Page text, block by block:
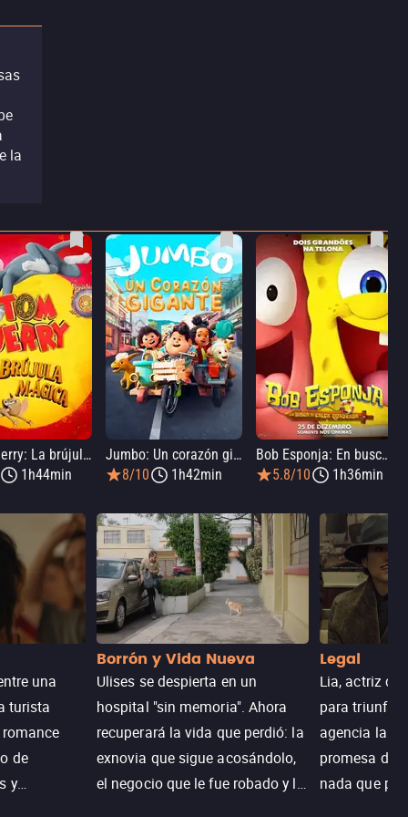
la
Tom y Jerry: La brújula mágica
1h44min
Jumbo: Un corazón gigante
8/10
1h42min
Bob Esponja: En busca de los pantalones cuadrados
5.8/10
1h36min
una
turista
de
y
Borrón y Vida Nueva
Ulises se despierta en un
hospital "sin memoria". Ahora
recuperará la vida que perdió: la
exnovia que sigue acosándolo,
el negocio que le fue robado y la
Legal
Lia, actriz
para triunfar
agencia la
promesa de
nada que